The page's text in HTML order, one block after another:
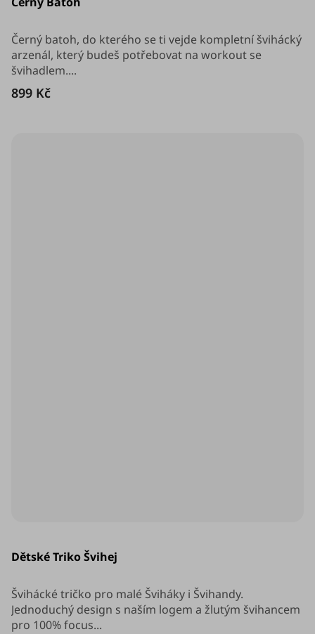
produktu
z
5
hvězdiček.
899 Kč
Černý batoh, do kterého se ti vejde kompletní švihácký
arzenál, který budeš potřebovat na workout se
švihadlem....
Dětské Triko Švihej
Švihácké tričko pro malé Šviháky i Švihandy.
Jednoduchý design s naším logem a žlutým švihancem
pro 100% focus...